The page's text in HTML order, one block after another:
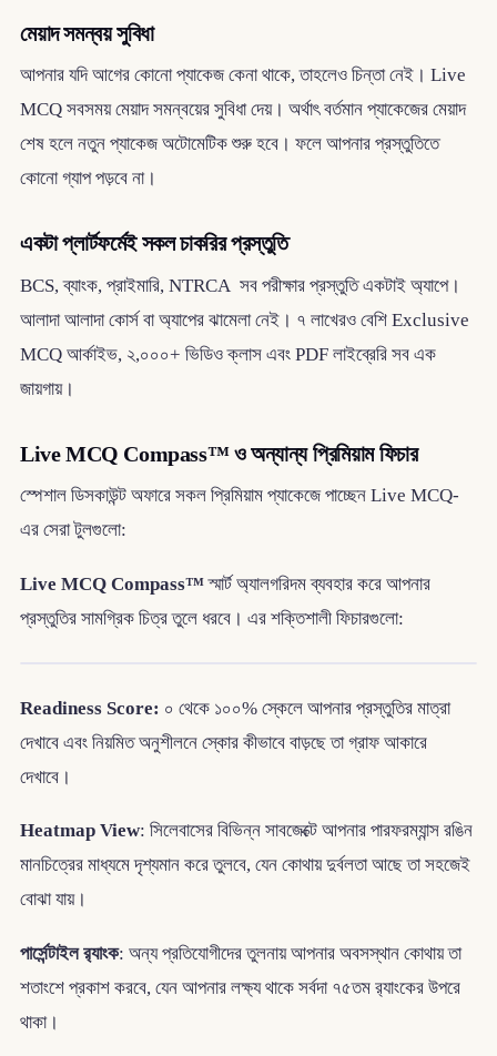
মেয়াদ সমন্বয় সুবিধা
আপনার যদি আগের কোনো প্যাকেজ কেনা থাকে, তাহলেও চিন্তা নেই। Live
MCQ সবসময় মেয়াদ সমন্বয়ের সুবিধা দেয়। অর্থাৎ বর্তমান প্যাকেজের মেয়াদ
শেষ হলে নতুন প্যাকেজ অটোমেটিক শুরু হবে। ফলে আপনার প্রস্তুতিতে
কোনো গ্যাপ পড়বে না।
একটা প্লার্টফর্মেই সকল চাকরির প্রস্তুতি
BCS, ব্যাংক, প্রাইমারি, NTRCA সব পরীক্ষার প্রস্তুতি একটাই অ্যাপে।
আলাদা আলাদা কোর্স বা অ্যাপের ঝামেলা নেই। ৭ লাখেরও বেশি Exclusive
MCQ আর্কাইভ, ২,০০০+ ভিডিও ক্লাস এবং PDF লাইব্রেরি সব এক
জায়গায়।
Live MCQ Compass™ ও অন্যান্য প্রিমিয়াম ফিচার
স্পেশাল ডিসকাউন্ট অফারে সকল প্রিমিয়াম প্যাকেজে পাচ্ছেন Live MCQ-
এর সেরা টুলগুলো:
Live MCQ Compass™স্মার্ট অ্যালগরিদম ব্যবহার করে আপনার
প্রস্তুতির সামগ্রিক চিত্র তুলে ধরবে। এর শক্তিশালী ফিচারগুলো:
Readiness Score: ০ থেকে ১০০% স্কেলে আপনার প্রস্তুতির মাত্রা
দেখাবে এবং নিয়মিত অনুশীলনে স্কোর কীভাবে বাড়ছে তা গ্রাফ আকারে
দেখাবে।
Heatmap View: সিলেবাসের বিভিন্ন সাবজেক্টে আপনার পারফরম্যান্স রঙিন
মানচিত্রের মাধ্যমে দৃশ্যমান করে তুলবে, যেন কোথায় দুর্বলতা আছে তা সহজেই
বোঝা যায়।
পার্সেন্টাইল র‍্যাংক: অন্য প্রতিযোগীদের তুলনায় আপনার অবসস্থান কোথায় তা
শতাংশে প্রকাশ করবে, যেন আপনার লক্ষ্য থাকে সর্বদা ৭৫তম র‍্যাংকের উপরে
থাকা।